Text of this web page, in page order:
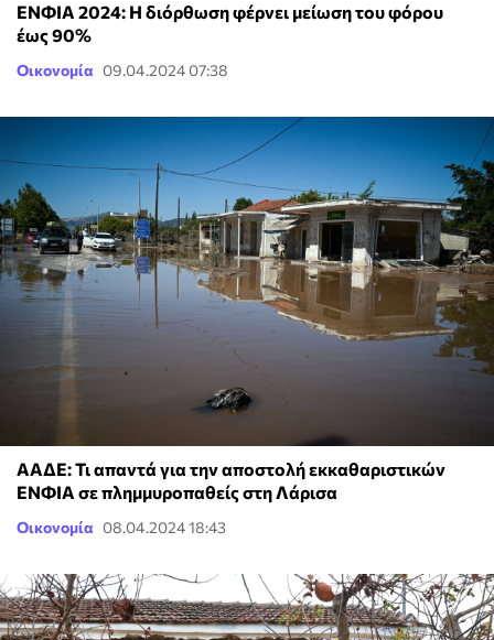
ΕΝΦΙΑ 2024: Η διόρθωση φέρνει μείωση του φόρου
έως 90%
Οικονομία 09.04.2024 07:38
ΑΑΔΕ: Τι απαντά για την αποστολή εκκαθαριστικών
ΕΝΦΙΑ σε πλημμυροπαθείς στη Λάρισα
Οικονομία 08.04.2024 18:43